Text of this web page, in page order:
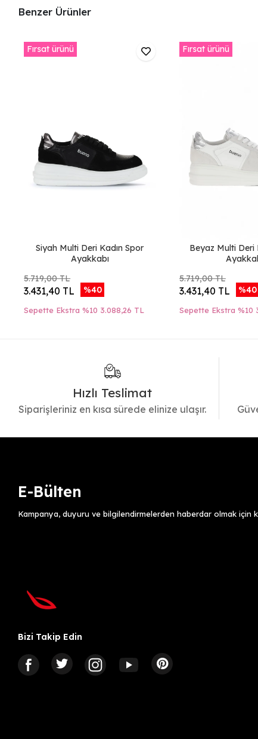
Benzer Ürünler
Fırsat ürünü
Siyah Multi Deri Kadın Spor
Ayakkabı
5.719,00 TL
3.431,40 TL %40
Sepette Ekstra %10 3.088,26 TL
Fırsat ürünü
Beyaz Multi Deri
5.719,00 TL
3.431,40 TL %40
Sepette Ekstra %10
Hızlı Teslimat
Siparişleriniz en kısa sürede elinize ulaşır.
E-Bülten
Kampanya, duyuru ve bilgilendirmelerden haberdar olmak için
Bizi Takip Edin